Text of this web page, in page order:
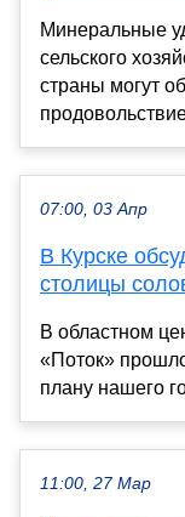
Минеральные
сельского
страны могут
07:00, 03 Апр
В Курске
столицы
В областном
«Поток»
плану нашего
11:00, 27 Мар